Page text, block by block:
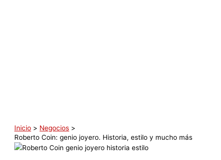
Inicio
Negocios
Roberto Coin: genio joyero. Historia, estilo y mucho más